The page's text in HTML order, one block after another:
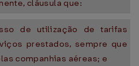
cláusula que:
de utilização de tarifas
prestados, sempre que
companhias aéreas; e